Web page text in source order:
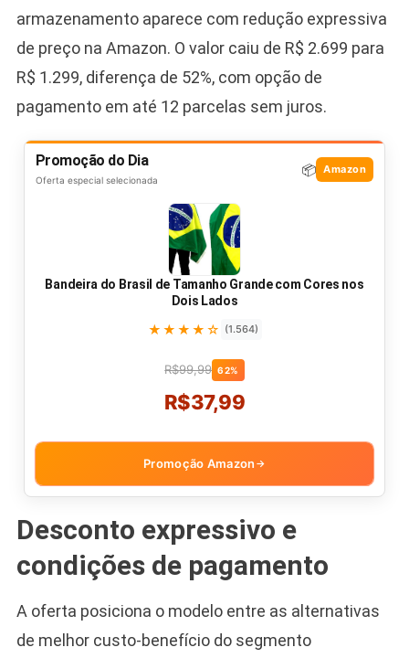
armazenamento aparece com redução expressiva
de preço na Amazon. O valor caiu de R$ 2.699 para
R$ 1.299, diferença de 52%, com opção de
pagamento em até 12 parcelas sem juros.
Promoção do Dia
Oferta especial selecionada
📦 Amazon
Bandeira do Brasil de Tamanho Grande com Cores nos
Dois Lados
★★★★☆ (1.564)
R$99,99 62%
R$37,99
Promoção Amazon →
Desconto expressivo e
condições de pagamento
A oferta posiciona o modelo entre as alternativas
de melhor custo-benefício do segmento